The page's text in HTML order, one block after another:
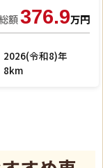
額349.9万円
2026(令和8)年
7km